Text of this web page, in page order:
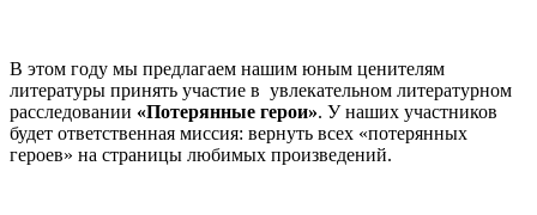
В этом году мы предлагаем нашим юным ценителям
литературы принять участие в увлекательном литературном
расследовании «Потерянные герои». У наших участников
будет ответственная миссия: вернуть всех «потерянных
героев» на страницы любимых произведений.